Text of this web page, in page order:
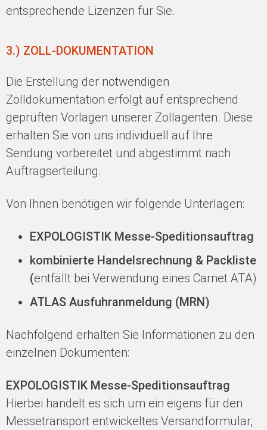
entsprechende Lizenzen für Sie.
3.) ZOLL-DOKUMENTATION
Die Erstellung der notwendigen
Zolldokumentation erfolgt auf entsprechend
geprüften Vorlagen unserer Zollagenten. Diese
erhalten Sie von uns individuell auf Ihre
Sendung vorbereitet und abgestimmt nach
Auftragserteilung.
Von Ihnen benötigen wir folgende Unterlagen:
EXPOLOGISTIK Messe-Speditionsauftrag
kombinierte Handelsrechnung & Packliste
(entfällt bei Verwendung eines Carnet ATA)
ATLAS Ausfuhranmeldung (MRN)
Nachfolgend erhalten Sie Informationen zu den
einzelnen Dokumenten:
EXPOLOGISTIK Messe-Speditionsauftrag
Hierbei handelt es sich um ein eigens für den
Messetransport entwickeltes Versandformular,